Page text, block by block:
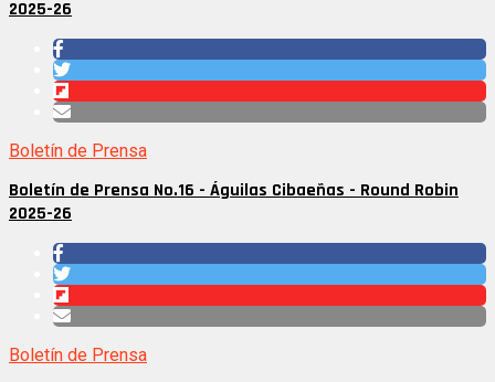
2025-26
Boletín de Prensa
Boletín de Prensa No.16 - Águilas Cibaeñas - Round Robin
2025-26
Boletín de Prensa